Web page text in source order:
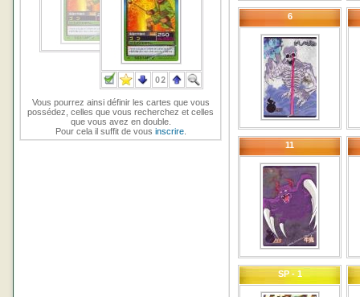
Vous pourrez ainsi définir les cartes que vous
possédez, celles que vous recherchez et celles
que vous avez en double.
Pour cela il suffit de vous inscrire.
6
11
SP - 1